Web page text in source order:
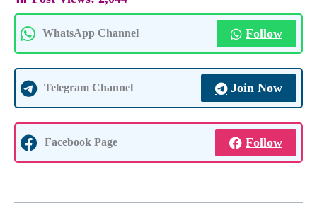
WhatsApp Channel Follow
Telegram Channel Join Now
Facebook Page Follow